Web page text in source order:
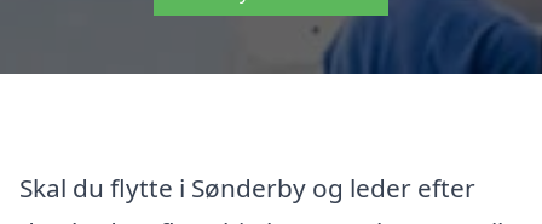
Skal du flytte i Sønderby og leder efter